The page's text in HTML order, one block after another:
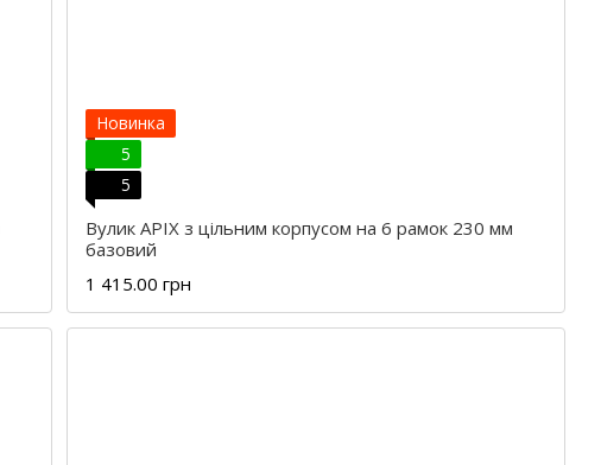
Новинка
5
5
Вулик APIX з цільним корпусом на 6 рамок 230 мм
базовий
1 415.00 грн